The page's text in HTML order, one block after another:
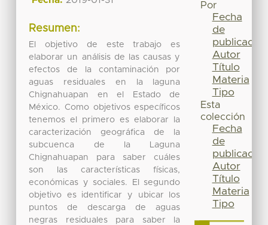
Resumen:
El objetivo de este trabajo es
elaborar un análisis de las causas y
efectos de la contaminación por
aguas residuales en la laguna
Chignahuapan en el Estado de
México. Como objetivos específicos
tenemos el primero es elaborar la
caracterización geográfica de la
subcuenca de la Laguna
Chignahuapan para saber cuáles
son las características físicas,
económicas y sociales. El segundo
objetivo es identificar y ubicar los
puntos de descarga de aguas
negras residuales para saber la
Por
Fecha
de
publicación
Autor
Título
Materia
Tipo
Esta
colección
Fecha
de
publicación
Autor
Título
Materia
Tipo